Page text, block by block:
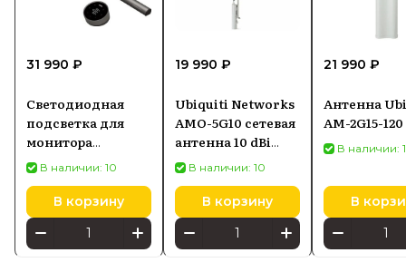
31 990 ₽
Светодиодная
подсветка для
монитора
SCREENBAR HALO
2
В наличии: 10
В корзину
19 990 ₽
Ubiquiti Networks
AMO-5G10 сетевая
антенна 10 dBi
Секторная
антенна
В наличии: 10
В корзину
21 990 ₽
Антенна
AM-2G15-120
В наличии:
В